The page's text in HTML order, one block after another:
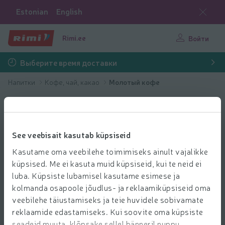
See veebisait kasutab küpsiseid
Kasutame oma veebilehe toimimiseks ainult vajalikke
küpsised. Me ei kasuta muid küpsiseid, kui te neid ei
luba. Küpsiste lubamisel kasutame esimese ja
kolmanda osapoole jõudlus- ja reklaamiküpsiseid oma
veebilehe täiustamiseks ja teie huvidele sobivamate
reklaamide edastamiseks. Kui soovite oma küpsiste
Estonian English
Rimi.ee Войти
Выберите время доставки
Напитки Кофе, чай, какао Молотый кофе